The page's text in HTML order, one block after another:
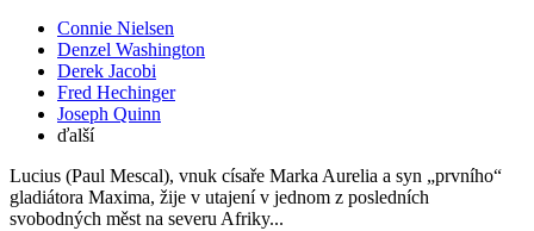
Connie Nielsen
Denzel Washington
Derek Jacobi
Fred Hechinger
Joseph Quinn
ďalší
Lucius (Paul Mescal), vnuk císaře Marka Aurelia a syn „prvního“
gladiátora Maxima, žije v utajení v jednom z posledních
svobodných měst na severu Afriky...